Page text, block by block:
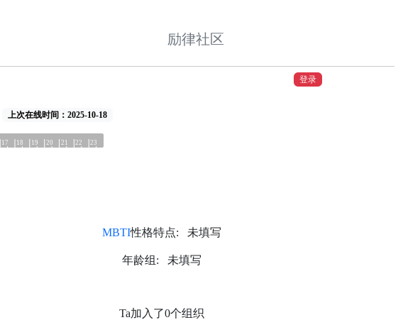
励律社区
登录
上次在线时间：2025-10-18
17 18 19 20 21 22 23
MBTI性格特点: 未填写
年龄组: 未填写
Ta加入了0个组织